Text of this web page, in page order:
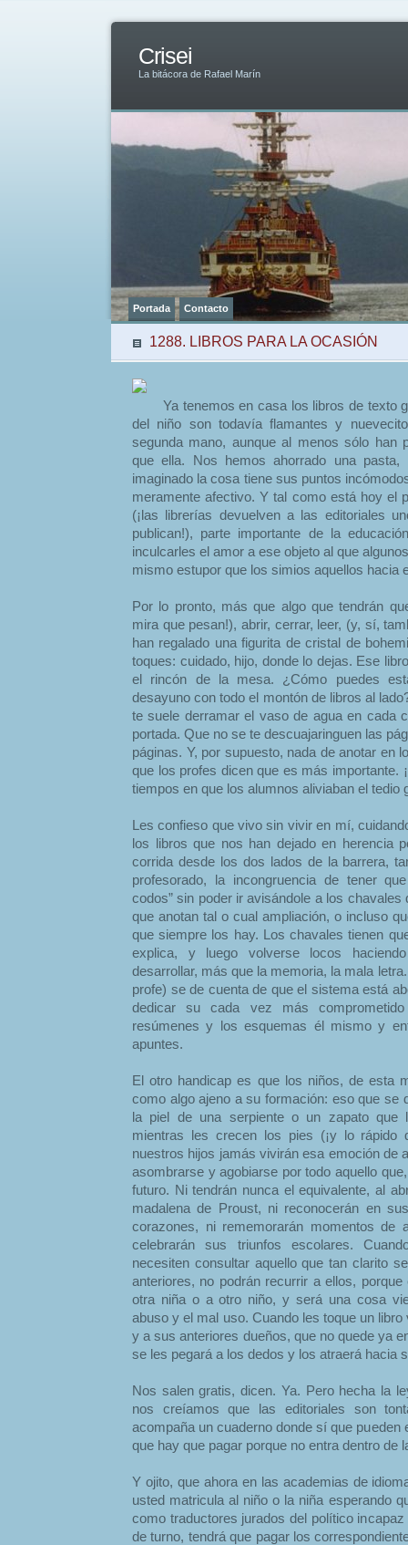
Crisei
La bitácora de Rafael Marín
Portada Contacto
1288. LIBROS PARA LA OCASIÓN
Ya tenemos en casa los libros de texto
del niño son todavía flamantes y
segunda mano, aunque al menos sólo han
que ella. Nos hemos ahorrado una
imaginado la cosa tiene sus puntos
meramente afectivo. Y tal como está hoy el
(¡las librerías devuelven a las editoriales
publican!), parte importante de la
inculcarles el amor a ese objeto al que
mismo estupor que los simios aquellos hacia
Por lo pronto, más que algo que tendrán
mira que pesan!), abrir, cerrar, leer, (y, sí,
han regalado una figurita de cristal de
toques: cuidado, hijo, donde lo dejas. Ese
el rincón de la mesa. ¿Cómo puedes
desayuno con todo el montón de libros al
te suele derramar el vaso de agua en cada
portada. Que no se te descuajaringuen las
páginas. Y, por supuesto, nada de anotar en
que los profes dicen que es más importante.
tiempos en que los alumnos aliviaban el tedio
Les confieso que vivo sin vivir en mí,
los libros que nos han dejado en herencia
corrida desde los dos lados de la barrera,
profesorado, la incongruencia de tener
codos” sin poder ir avisándole a los
que anotan tal o cual ampliación, o incluso
que siempre los hay. Los chavales tienen
explica, y luego volverse locos
desarrollar, más que la memoria, la mala
profe) se de cuenta de que el sistema está
dedicar su cada vez más
resúmenes y los esquemas él mismo y
apuntes.
El otro handicap es que los niños, de esta
como algo ajeno a su formación: eso que se
la piel de una serpiente o un zapato que
mientras les crecen los pies (¡y lo rápido
nuestros hijos jamás vivirán esa emoción de
asombrarse y agobiarse por todo aquello
futuro. Ni tendrán nunca el equivalente, al
madalena de Proust, ni reconocerán en
corazones, ni rememorarán momentos de
celebrarán sus triunfos escolares.
necesiten consultar aquello que tan clarito
anteriores, no podrán recurrir a ellos,
otra niña o a otro niño, y será una cosa
abuso y el mal uso. Cuando les toque un
y a sus anteriores dueños, que no quede ya
se les pegará a los dedos y los atraerá hacia
Nos salen gratis, dicen. Ya. Pero hecha la
nos creíamos que las editoriales son
acompaña un cuaderno donde sí que pueden
que hay que pagar porque no entra dentro de
Y ojito, que ahora en las academias de
usted matricula al niño o la niña esperando
como traductores jurados del político
de turno, tendrá que pagar los